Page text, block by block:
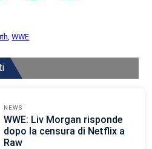
,WWE
NEWS
WWE: Liv Morgan risponde
dopo la censura di Netflix a
Raw